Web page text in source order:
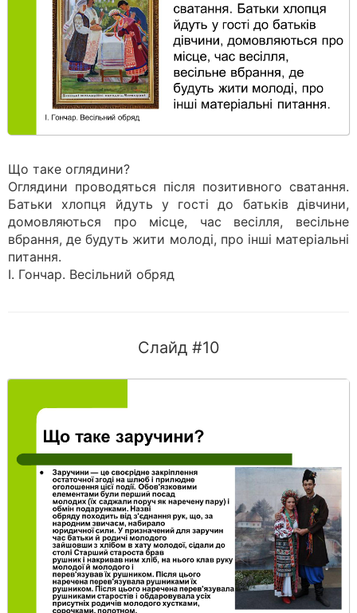
Що таке оглядини?
Оглядини проводяться після позитивного сватання.
Батьки хлопця йдуть у гості до батьків дівчини,
домовляються про місце, час весілля, весільне
вбрання, де будуть жити молоді, про інші матеріальні
питання.
І. Гончар. Весільний обряд
Слайд #10